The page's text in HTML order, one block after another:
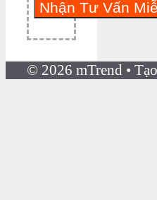
© 2026 mTrend •